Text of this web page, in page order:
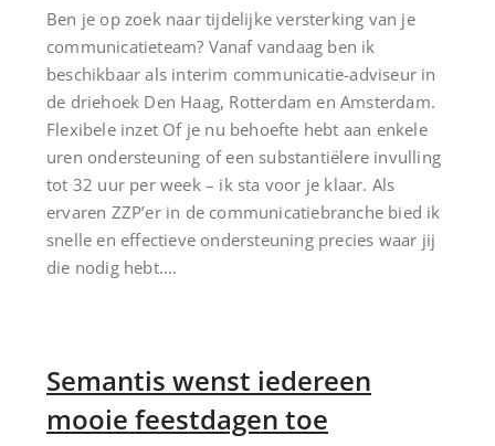
Ben je op zoek naar tijdelijke versterking van je
communicatieteam? Vanaf vandaag ben ik
beschikbaar als interim communicatie-adviseur in
de driehoek Den Haag, Rotterdam en Amsterdam.
Flexibele inzet Of je nu behoefte hebt aan enkele
uren ondersteuning of een substantiëlere invulling
tot 32 uur per week – ik sta voor je klaar. Als
ervaren ZZP’er in de communicatiebranche bied ik
snelle en effectieve ondersteuning precies waar jij
die nodig hebt.…
Semantis wenst iedereen
mooie feestdagen toe